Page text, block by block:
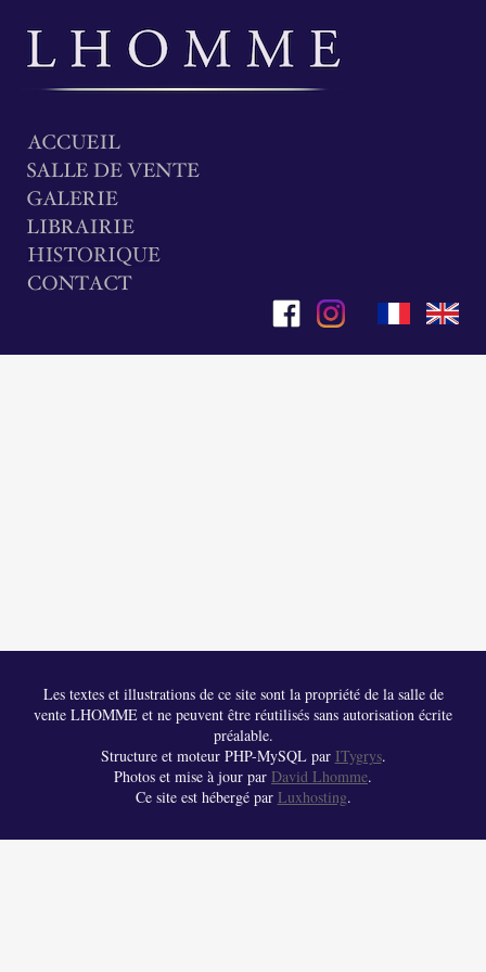
Les textes et illustrations de ce site sont la propriété de la salle de
vente LHOMME et ne peuvent être réutilisés sans autorisation écrite
préalable.
Structure et moteur PHP-MySQL par ITygrys.
Photos et mise à jour par David Lhomme.
Ce site est hébergé par Luxhosting.